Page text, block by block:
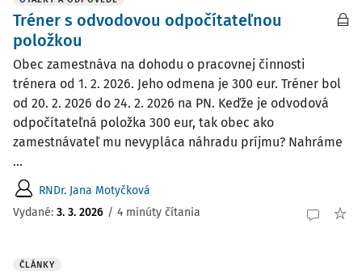
Tréner s odvodovou odpočítateľnou
položkou
Obec zamestnáva na dohodu o pracovnej činnosti
trénera od 1. 2. 2026. Jeho odmena je 300 eur. Tréner bol
od 20. 2. 2026 do 24. 2. 2026 na PN. Keďže je odvodová
odpočítateľná položka 300 eur, tak obec ako
zamestnávateľ mu nevypláca náhradu príjmu? Nahráme
...
RNDr. Jana Motyčková
Vydané: 3. 3. 2026 / 4 minúty čítania
ČLÁNKY